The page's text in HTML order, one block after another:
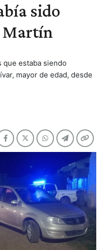
sido
Martín
que estaba siendo
mayor de edad, desde